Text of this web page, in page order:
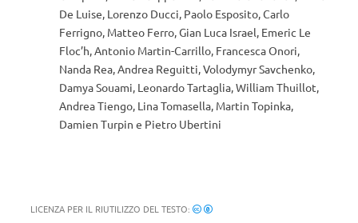
De Luise, Lorenzo Ducci, Paolo Esposito, Carlo
Ferrigno, Matteo Ferro, Gian Luca Israel, Emeric Le
Floc’h, Antonio Martin-Carrillo, Francesca Onori,
Nanda Rea, Andrea Reguitti, Volodymyr Savchenko,
Damya Souami, Leonardo Tartaglia, William Thuillot,
Andrea Tiengo, Lina Tomasella, Martin Topinka,
Damien Turpin e Pietro Ubertini
LICENZA PER IL RIUTILIZZO DEL TESTO: